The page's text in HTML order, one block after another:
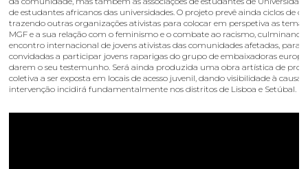
de estudantes africanos das universidades. O projeto prevê ainda ciclos de
trazendo outras organizações ativistas para colocar em perspetiva as
MGF e a sua relação com o feminismo e o combate ao racismo,
encontro internacional de jovens ativistas das comunidades afetadas, para
convidadas a participar jovens raparigas do grupo de embaixadoras
darem o seu testemunho. Será ainda produzida uma obra artística de
coletiva a ser exposta em locais de acesso juvenil, dando visibilidade à causa.
intervenção incidirá fundamentalmente nos distritos de Lisboa e Setúbal.